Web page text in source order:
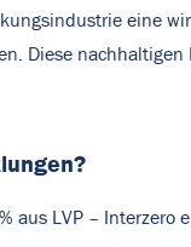
eine
Diese
aus LVP –